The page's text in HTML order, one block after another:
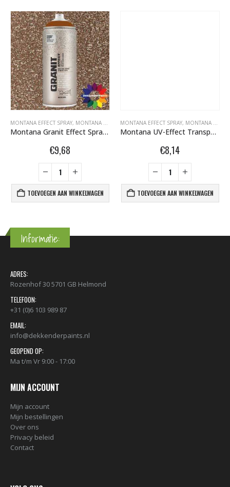
EFFECT SPRAY 400ML
,MONTANA MARBLE EFFECT SPRAY 400ML
MONTANA EFFECT SPRAY, MONTANA GRAFFITI SPUITBUSSEN ,MONTANA GRANIT
Montana Granit Effect Spray EG 8000 Brown 400 ml 415418
€9,68
TOEVOEGEN AAN WINKELWAGEN
MONTANA EFFECT SPRAY, MONTANA GRAFFITI SPUITBUSSEN
Montana UV-Effect Transparant Semi Gloss 400ml 449826
€8,14
TOEVOEGEN AAN WINKELWAGEN
Informatie:
ADRES:
Rozenhof 30 5701 GB Helmond
TELEFOON:
+31 (0)6 103 989 87
EMAIL:
info@dekkenderpaints.nl
GEOPEND OP:
Ma t/m Vr 9:00 - 17:00
MIJN ACCOUNT
Mijn account
Mijn bestellingen
Over ons
Privacy beleid
Contact